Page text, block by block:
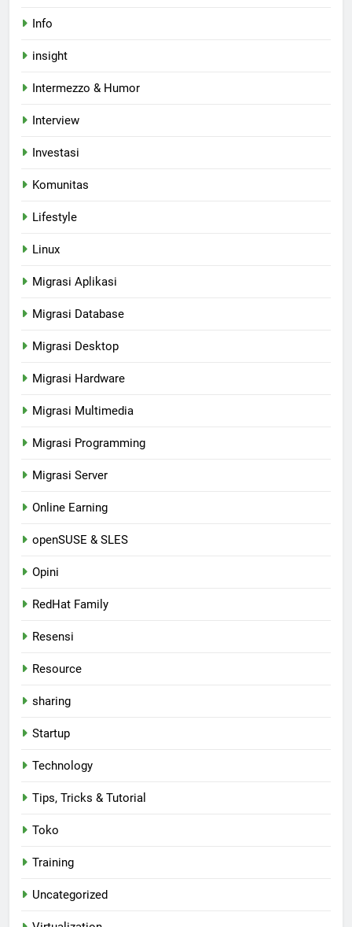
Info
insight
Intermezzo & Humor
Interview
Investasi
Komunitas
Lifestyle
Linux
Migrasi Aplikasi
Migrasi Database
Migrasi Desktop
Migrasi Hardware
Migrasi Multimedia
Migrasi Programming
Migrasi Server
Online Earning
openSUSE & SLES
Opini
RedHat Family
Resensi
Resource
sharing
Startup
Technology
Tips, Tricks & Tutorial
Toko
Training
Uncategorized